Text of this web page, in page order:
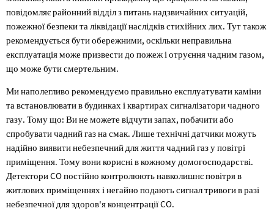
повідомляє районний відділ з питань надзвичайних ситуацій,
пожежної безпеки та ліквідації наслідків стихійних лих. Тут також
рекомендується бути обережними, оскільки неправильна
експлуатація може призвести до пожеж і отруєння чадним газом,
що може бути смертельним.
Ми наполегливо рекомендуємо правильно експлуатувати каміни
та встановлювати в будинках і квартирах сигналізатори чадного
газу. Тому що: Ви не можете відчути запах, побачити або
спробувати чадний газ на смак. Лише технічні датчики можуть
надійно виявити небезпечний для життя чадний газ у повітрі
приміщення. Тому вони корисні в кожному домогосподарстві.
Детектори CO постійно контролюють навколишнє повітря в
житлових приміщеннях і негайно подають сигнал тривоги в разі
небезпечної для здоров'я концентрації CO.